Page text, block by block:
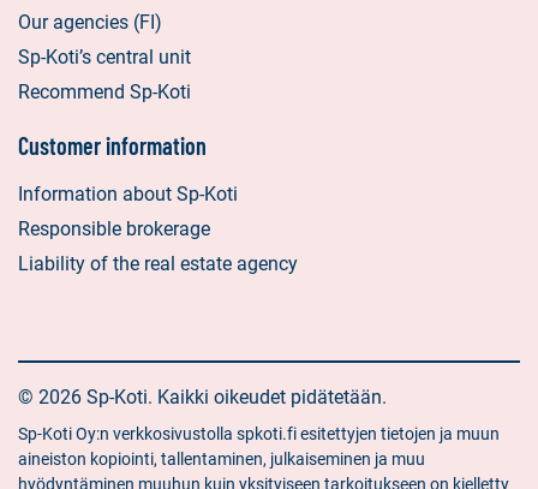
Our agencies (FI)
Sp-Koti’s central unit
Recommend Sp-Koti
Customer information
Information about Sp-Koti
Responsible brokerage
Liability of the real estate agency
© 2026 Sp-Koti. Kaikki oikeudet pidätetään.
Sp-Koti Oy:n verkkosivustolla spkoti.fi esitettyjen tietojen ja muun
aineiston kopiointi, tallentaminen, julkaiseminen ja muu
hyödyntäminen muuhun kuin yksityiseen tarkoitukseen on kielletty